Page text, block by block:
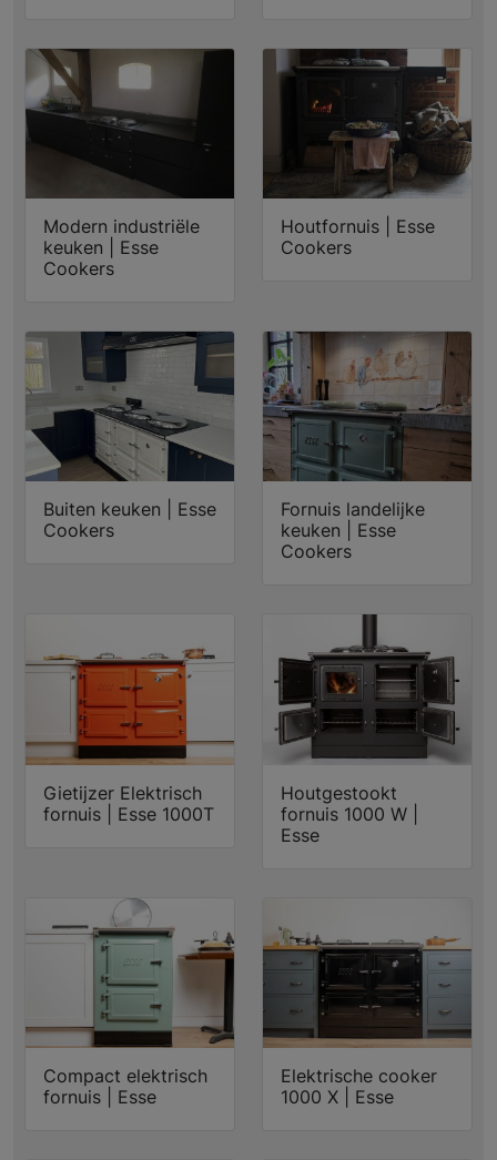
Modern industriële
keuken | Esse
Cookers
Houtfornuis | Esse
Cookers
Buiten keuken | Esse
Cookers
Fornuis landelijke
keuken | Esse
Cookers
Gietijzer Elektrisch
fornuis | Esse 1000T
Houtgestookt
fornuis 1000 W |
Esse
Compact elektrisch
fornuis | Esse
Elektrische cooker
1000 X | Esse